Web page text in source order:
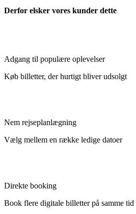
Derfor elsker vores kunder dette
Adgang til populære oplevelser
Køb billetter, der hurtigt bliver udsolgt
Nem rejseplanlægning
Vælg mellem en række ledige datoer
Direkte booking
Book flere digitale billetter på samme tid